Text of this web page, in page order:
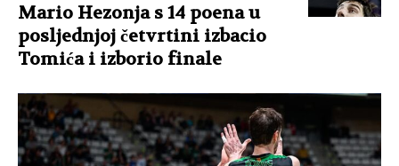
Mario Hezonja s 14 poena u
posljednjoj četvrtini izbacio
Tomića i izborio finale